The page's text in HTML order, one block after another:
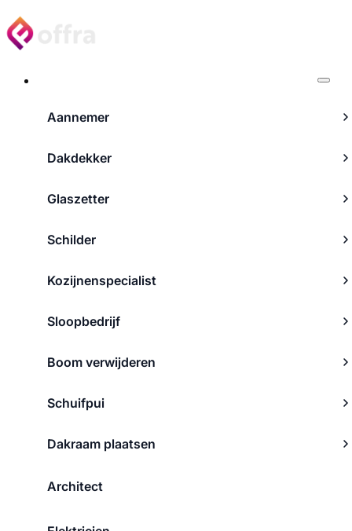
Aannemer
Dakdekker
Glaszetter
Schilder
Kozijnenspecialist
Sloopbedrijf
Boom verwijderen
Schuifpui
Dakraam plaatsen
Architect